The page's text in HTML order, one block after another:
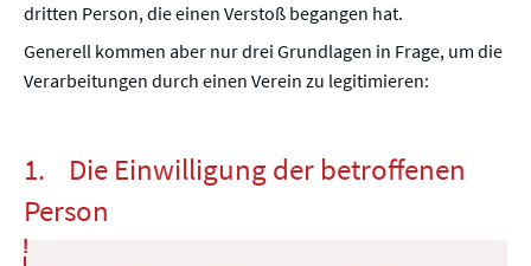
dritten Person, die einen Verstoß begangen hat.
Generell kommen aber nur drei Grundlagen in Frage, um die
Verarbeitungen durch einen Verein zu legitimieren:
1. Die Einwilligung der betroffenen
Person